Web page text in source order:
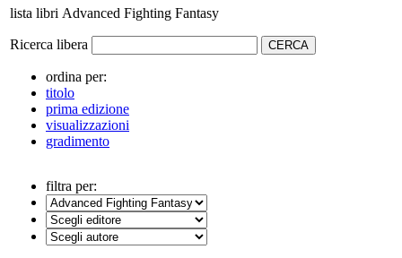
lista libri Advanced Fighting Fantasy
Ricerca libera
ordina per:
titolo
prima edizione
visualizzazioni
gradimento
filtra per: